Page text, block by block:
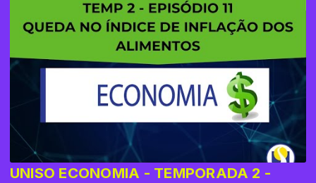
UNISO ECONOMIA - TEMPORADA 2 -